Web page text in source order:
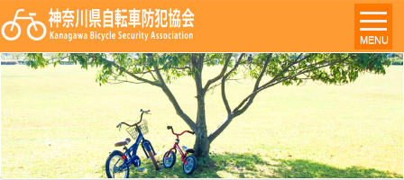
MENU